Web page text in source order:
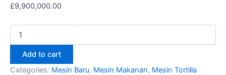
£9,900,000.00
Add to cart
Categories: Mesin Baru, Mesin Makanan, Mesin Tortilla